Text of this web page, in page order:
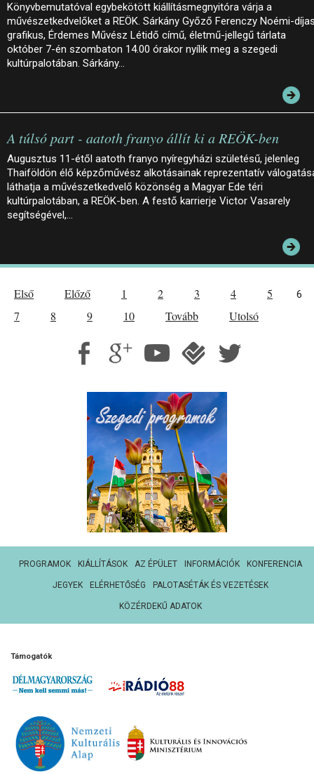
Könyvbemutatóval egybekötött kiállításmegnyitóra várja a
művészetkedvelőket a REÖK. Sárkány Győző Ferenczy Noémi-
grafikus, Érdemes Művész Létidő című, életmű-jellegű tárlata
október 7-én szombaton 14.00 órakor nyílik meg a szegedi
kultúrpalotában. Sárkány…
A túlsó part - aatoth franyo állít ki a REÖK-ben
Augusztus 11-étől aatoth franyo nyíregyházi születésű, jelenleg
Thaiföldön élő képzőművész alkotásainak reprezentatív
láthatja a művészetkedvelő közönség a Magyar Ede téri
kultúrpalotában, a REÖK-ben. A festő karrierje Victor Vasarely
segítségével,…
Első Előző 1 2 3 4 5 6
7 8 9 10 Tovább Utolsó
PROGRAMOK KIÁLLÍTÁSOK AZ ÉPÜLET INFORMÁCIÓK KONFERENCIA
JEGYEK ELÉRHETŐSÉG PALOTASÉTÁK ÉS VEZETÉSEK
KÖZÉRDEKŰ ADATOK
Támogatók